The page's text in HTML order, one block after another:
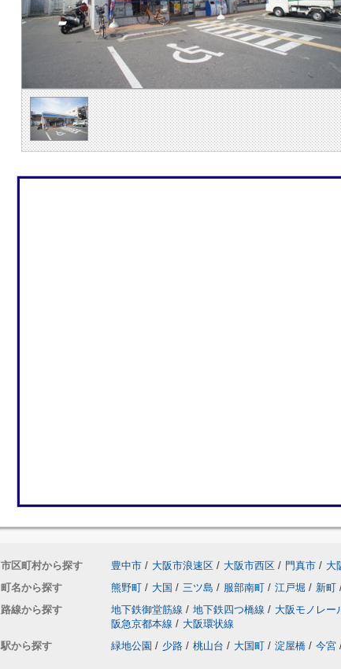
市区町村から探す 豊中市 / 大阪市浪速区 / 大阪市西区 / 門真市 / 大
町名から探す
熊野町 / 大国 / 三ツ島 / 服部南町 / 江戸堀 / 新町
路線から探す
地下鉄御堂筋線 / 地下鉄四つ橋線 / 大阪モノレー
阪急京都本線 / 大阪環状線
駅から探す
緑地公園 / 少路 / 桃山台 / 大国町 / 淀屋橋 / 今宮